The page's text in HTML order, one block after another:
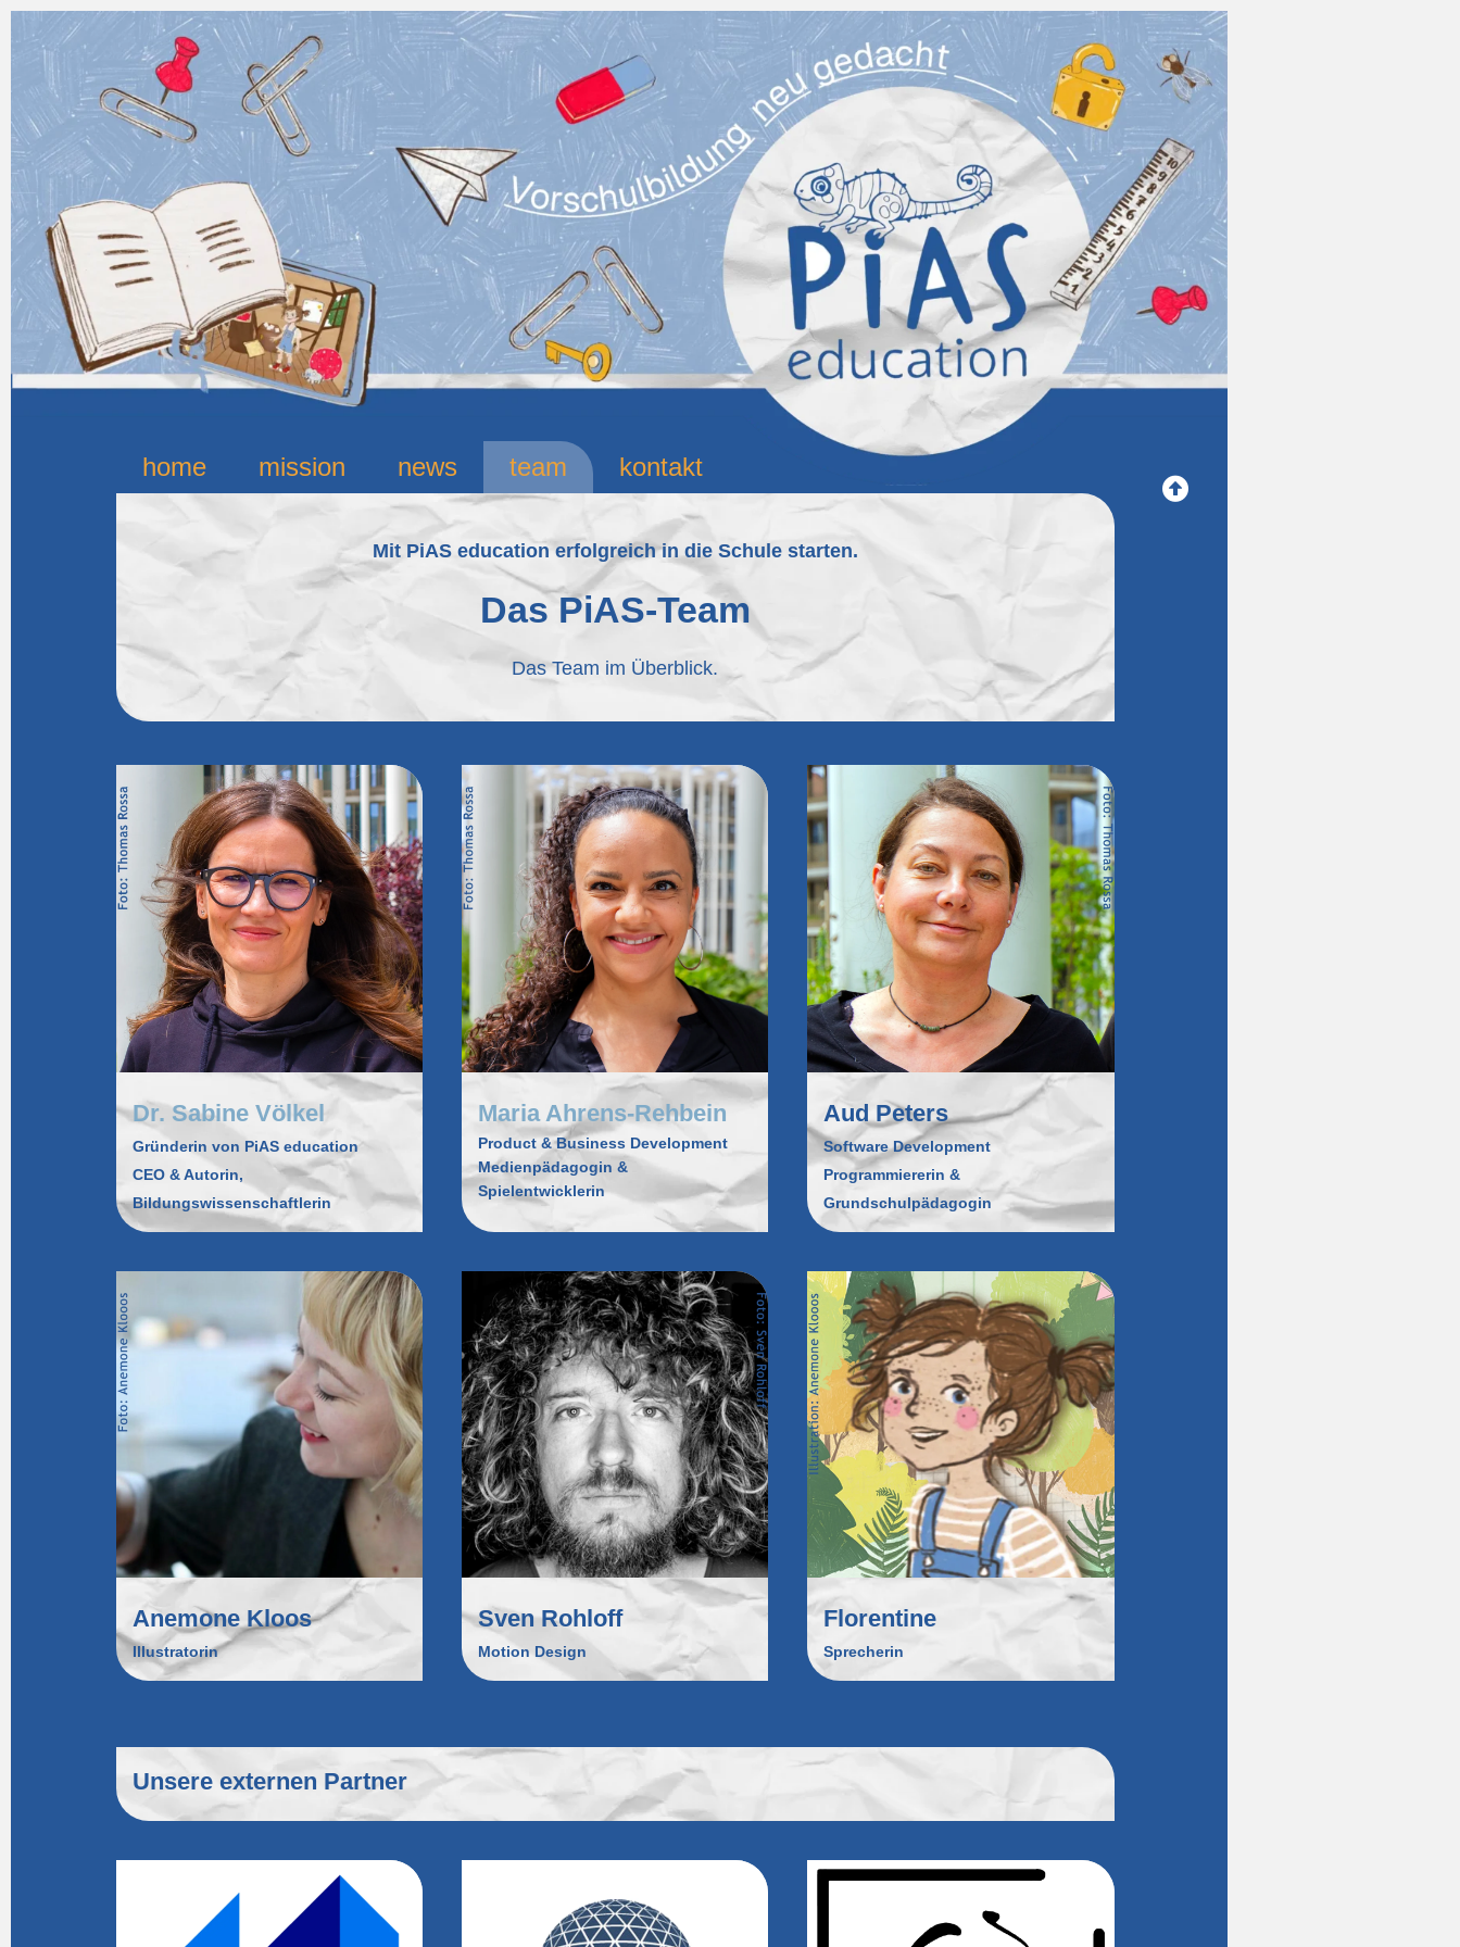
home mission news team kontakt
Mit PiAS education erfolgreich in die Schule starten.
Das PiAS-Team
Das Team im Überblick.
Dr. Sabine Völkel
Gründerin von PiAS education
CEO & Autorin,
Bildungswissenschaftlerin
Maria Ahrens-Rehbein
Product & Business Development
Medienpädagogin &
Spielentwicklerin
Aud Peters
Software Development
Programmiererin &
Grundschulpädagogin
Anemone Kloos
Illustratorin
Sven Rohloff
Motion Design
Florentine
Sprecherin
Unsere externen Partner